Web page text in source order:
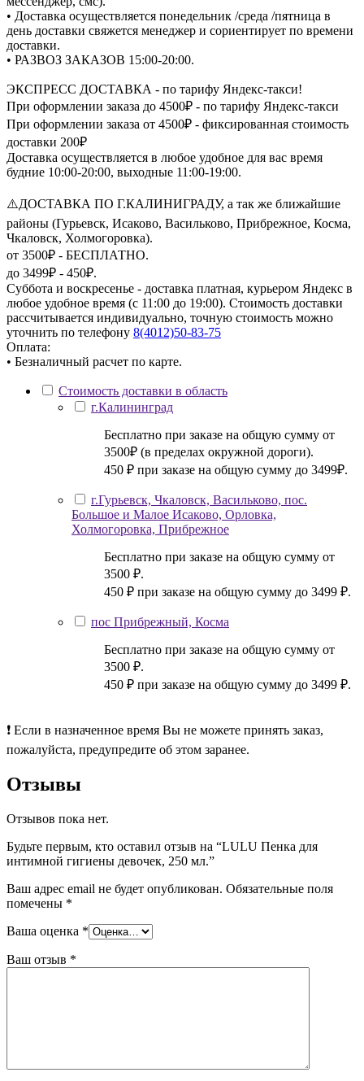
• Доставка осуществляется понедельник /среда /пятница в
день доставки свяжется менеджер и сориентирует по времени
доставки.
• РАЗВОЗ ЗАКАЗОВ 15:00-20:00.
ЭКСПРЕСС ДОСТАВКА - по тарифу Яндекс-такси!
При оформлении заказа до 4500₽ - по тарифу Яндекс-такси
При оформлении заказа от 4500₽ - фиксированная стоимость
доставки 200₽
Доставка осуществляется в любое удобное для вас время
будние 10:00-20:00, выходные 11:00-19:00.
⚠️ДОСТАВКА ПО Г.КАЛИНИГРАДУ, а так же ближайшие
районы (Гурьевск, Исаково, Васильково, Прибрежное, Косма,
Чкаловск, Холмогоровка).
от 3500₽ - БЕСПЛАТНО.
до 3499₽ - 450₽.
Суббота и воскресенье - доставка платная, курьером Яндекс в
любое удобное время (с 11:00 до 19:00). Стоимость доставки
рассчитывается индивидуально, точную стоимость можно
уточнить по телефону 8(4012)50-83-75
Оплата:
• Безналичный расчет по карте.
Стоимость доставки в область
г.Калининград
Бесплатно при заказе на общую сумму от
3500₽ (в пределах окружной дороги).
450 ₽ при заказе на общую сумму до 3499₽.
г.Гурьевск, Чкаловск, Васильково, пос.
Большое и Малое Исаково, Орловка,
Холмогоровка, Прибрежное
Бесплатно при заказе на общую сумму от
3500 ₽.
450 ₽ при заказе на общую сумму до 3499 ₽.
пос Прибрежный, Косма
Бесплатно при заказе на общую сумму от
3500 ₽.
450 ₽ при заказе на общую сумму до 3499 ₽.
❗ Если в назначенное время Вы не можете принять заказ,
пожалуйста, предупредите об этом заранее.
Отзывы
Отзывов пока нет.
Будьте первым, кто оставил отзыв на “LULU Пенка для
интимной гигиены девочек, 250 мл.”
Ваш адрес email не будет опубликован. Обязательные поля
помечены *
Ваша оценка *
Ваш отзыв *